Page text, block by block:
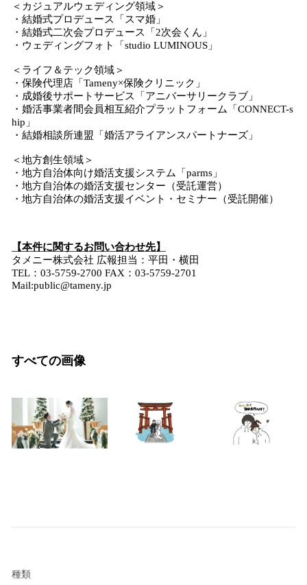
＜カジュアルウェディング領域＞
・結婚式プロデュース「スマ婚」
・結婚式二次会プロデュース「2次会くん」
・ウェディングフォト「studio LUMINOUS」
＜ライフ＆テック領域＞
・保険代理店「Tameny×保険クリニック」
・成婚後サポートサービス「アニバーサリークラブ」
・婚活事業者間会員相互紹介プラットフォーム「CONNECT-s
hip」
・結婚相談所連盟「婚活アライアンスパートナーズ」
＜地方創生領域＞
・地方自治体向け婚活支援システム「parms」
・地方自治体の婚活支援センター（受託運営）
・地方自治体の婚活支援イベント・セミナー（受託開催）
【本件に関するお問い合わせ先】
タメニー株式会社 広報担当：平田・横田
TEL：03-5759-2700 FAX：03‐5759‐2701
Mail:public@tameny.jp
すべての画像
種類